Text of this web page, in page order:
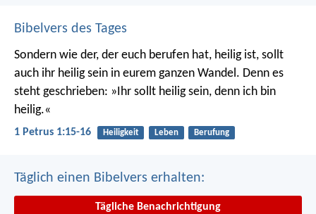
Bibelvers des Tages
Sondern wie der, der euch berufen hat, heilig ist, sollt
auch ihr heilig sein in eurem ganzen Wandel. Denn es
steht geschrieben: »Ihr sollt heilig sein, denn ich bin
heilig.«
1 Petrus 1:15-16 Heiligkeit Leben Berufung
Täglich einen Bibelvers erhalten:
Tägliche Benachrichtigung